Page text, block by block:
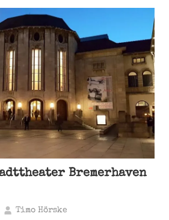
Bremerhaven
Timo Hörske